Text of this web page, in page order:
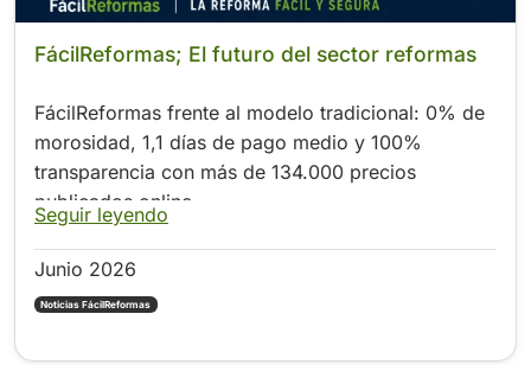
FácilReformas; El futuro del sector reformas
FácilReformas frente al modelo tradicional: 0% de
morosidad, 1,1 días de pago medio y 100%
transparencia con más de 134.000 precios
publicados online
Seguir leyendo
Junio 2026
Noticias FácilReformas